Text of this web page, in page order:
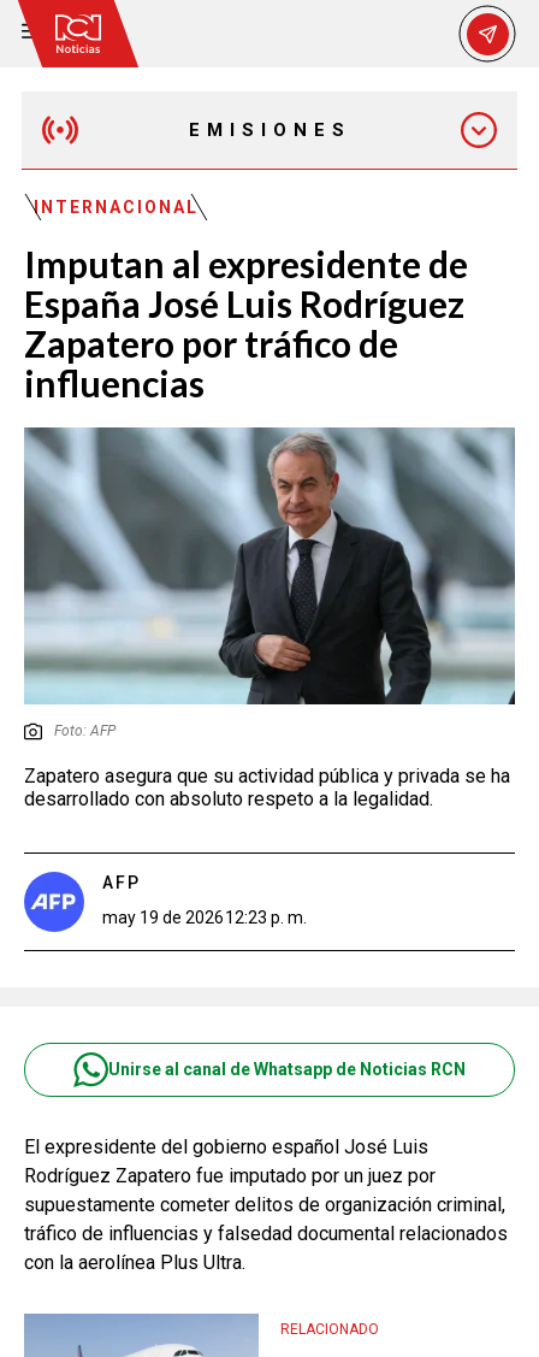
EMISIONES
MAÑANA EXPRESS
EMISIÓN 12:30 PM
EMISIÓN 7:00 PM
EMISIÓN 11:30 PM
INTERNACIONAL
Imputan al expresidente de
España José Luis Rodríguez
Zapatero por tráfico de
influencias
Foto: AFP
Zapatero asegura que su actividad pública y privada se ha
desarrollado con absoluto respeto a la legalidad.
AFP
may 19 de 202612:23 p. m.
Unirse al canal de Whatsapp de Noticias RCN
El expresidente del gobierno español José Luis
Rodríguez Zapatero fue imputado por un juez por
supuestamente cometer delitos de organización criminal,
tráfico de influencias y falsedad documental relacionados
con la aerolínea Plus Ultra.
RELACIONADO